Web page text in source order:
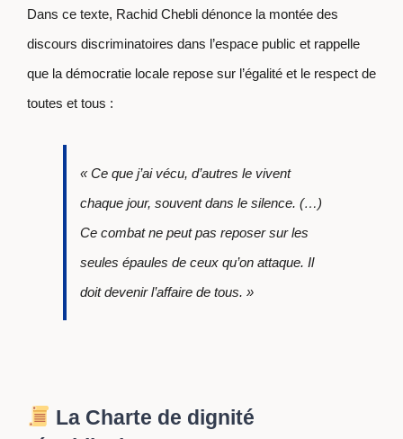
Dans ce texte, Rachid Chebli dénonce la montée des
discours discriminatoires dans l’espace public et rappelle
que la démocratie locale repose sur l’égalité et le respect de
toutes et tous :
« Ce que j’ai vécu, d’autres le vivent
chaque jour, souvent dans le silence. (…)
Ce combat ne peut pas reposer sur les
seules épaules de ceux qu’on attaque. Il
doit devenir l’affaire de tous. »
La Charte de dignité